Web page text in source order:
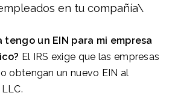
en tu compañía\
tengo un EIN para mi empresa
El IRS exige que las empresas
obtengan un nuevo EIN al